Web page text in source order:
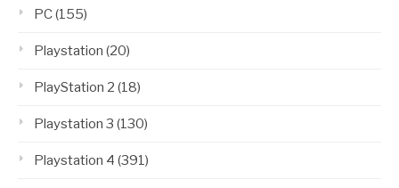
PC(155)
Playstation (20)
PlayStation 2 (18)
Playstation 3 (130)
Playstation 4 (391)